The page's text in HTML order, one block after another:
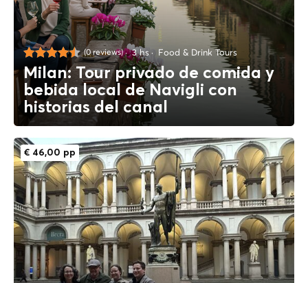
(0 reviews) 3 hs Food & Drink Tours
Milan: Tour privado de comida y
bebida local de Navigli con
historias del canal
€ 46,00 pp